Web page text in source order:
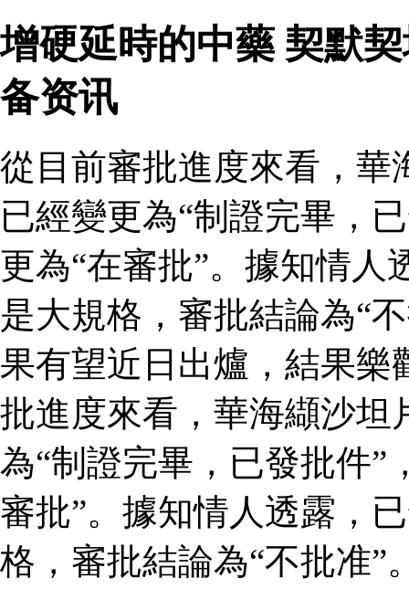
增硬延時的中藥 契默
备资讯
從目前審批進度來看，華
已經變更為“制證完畢，
更為“在審批”。據知情
是大規格，審批結論為“
果有望近日出爐，結果樂
批進度來看，華海纈沙坦
為“制證完畢，已發批件”
審批”。據知情人透露，
格，審批結論為“不批准”